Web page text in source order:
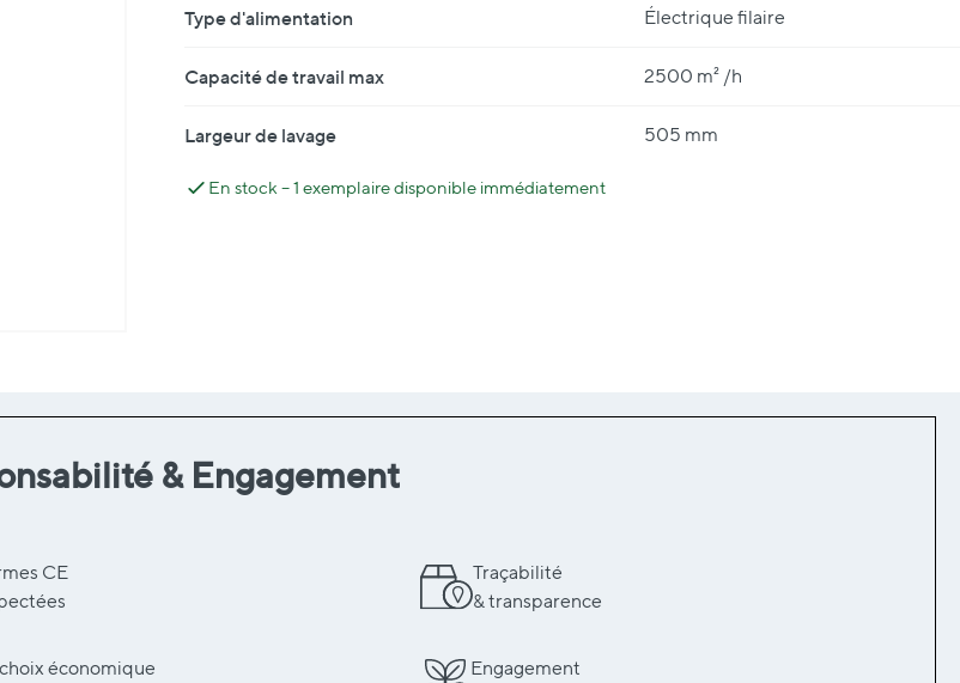
Type d'alimentation Électrique filaire
Capacité de travail max 2500 m² /h
Largeur de lavage 505 mm
En stock – 1 exemplaire disponible immédiatement
& Engagement
CE
Traçabilité
& transparence
économique
Engagement